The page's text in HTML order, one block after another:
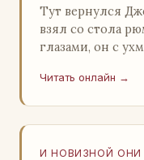
Тут вернулся
взял со стола
глазами, он с
видом с…
Читать онлайн →
И НОВИЗНОЙ